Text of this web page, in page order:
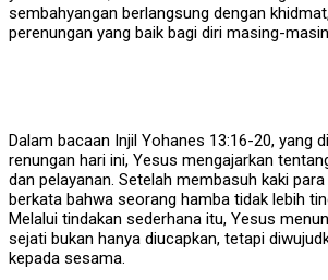
sembahyangan berlangsung dengan
perenungan yang baik bagi diri masing-
Dalam bacaan Injil Yohanes 13:16-20, yang
renungan hari ini, Yesus mengajarkan
dan pelayanan. Setelah membasuh kaki
berkata bahwa seorang hamba tidak lebih
Melalui tindakan sederhana itu, Yesus
sejati bukan hanya diucapkan, tetapi
kepada sesama.